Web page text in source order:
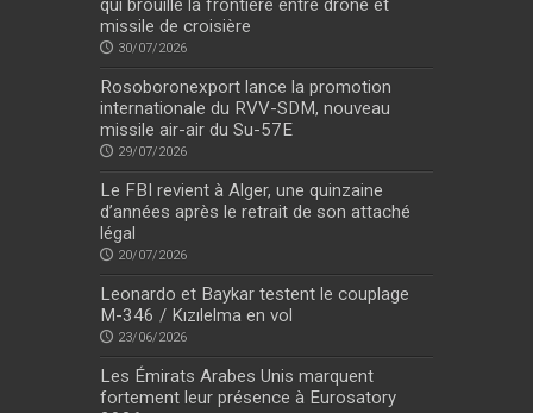
qui brouille la frontière entre drone et
missile de croisière
30/07/2026
Rosoboronexport lance la promotion
internationale du RVV-SDM, nouveau
missile air-air du Su-57E
29/07/2026
Le FBI revient à Alger, une quinzaine
d’années après le retrait de son attaché
légal
20/07/2026
Leonardo et Baykar testent le couplage
M-346 / Kızılelma en vol
23/06/2026
Les Émirats Arabes Unis marquent
fortement leur présence à Eurosatory